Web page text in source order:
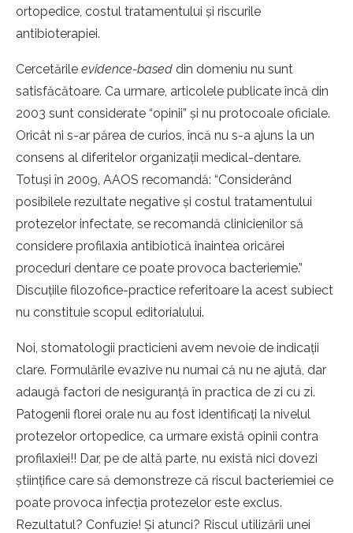
ortopedice, costul tratamentului şi riscurile
antibioterapiei.
Cercetările evidence-based din domeniu nu sunt
satisfăcătoare. Ca urmare, articolele publicate încă din
2003 sunt considerate “opinii” şi nu protocoale oficiale.
Oricât ni s-ar părea de curios, încă nu s-a ajuns la un
consens al diferitelor organizaţii medical-dentare.
Totuşi în 2009, AAOS recomandă: “Considerând
posibilele rezultate negative şi costul tratamentului
protezelor infectate, se recomandă clinicienilor să
considere profilaxia antibiotică înaintea oricărei
proceduri dentare ce poate provoca bacteriemie.”
Discuţiile filozofice-practice referitoare la acest subiect
nu constituie scopul editorialului.
Noi, stomatologii practicieni avem nevoie de indicaţii
clare. Formulările evazive nu numai că nu ne ajută, dar
adaugă factori de nesiguranţă în practica de zi cu zi.
Patogenii florei orale nu au fost identificaţi la nivelul
protezelor ortopedice, ca urmare există opinii contra
profilaxiei!! Dar, pe de altă parte, nu există nici dovezi
ştiinţifice care să demonstreze că riscul bacteriemiei ce
poate provoca infecţia protezelor este exclus.
Rezultatul? Confuzie! Şi atunci? Riscul utilizării unei